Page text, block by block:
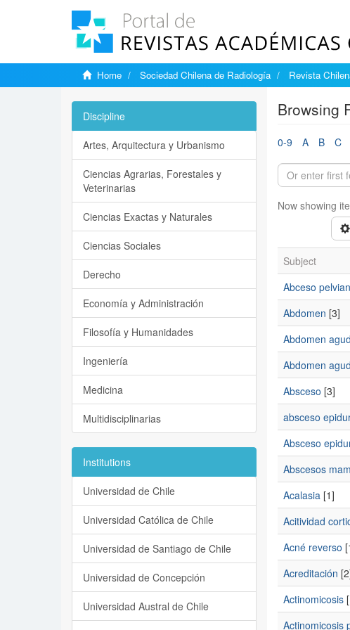
Home Sociedad Chilena de Radiología Revista
Browsing
0-9 A B C
Now showing
Subject
Abceso
Abdomen [3]
Abdomen
Abdomen
Absceso [3]
absceso
Absceso
Abscesos
Acalasia[1]
Acitividad
Acné reverso
Acreditación
Actinomicosis
Actinomicosis
Discipline
Artes, Arquitectura y Urbanismo
Ciencias Agrarias, Forestales y
Veterinarias
Ciencias Exactas y Naturales
Ciencias Sociales
Derecho
Economía y Administración
Filosofía y Humanidades
Ingeniería
Medicina
Multidisciplinarias
Institutions
Universidad de Chile
Universidad Católica de Chile
Universidad de Santiago de Chile
Universidad de Concepción
Universidad Austral de Chile